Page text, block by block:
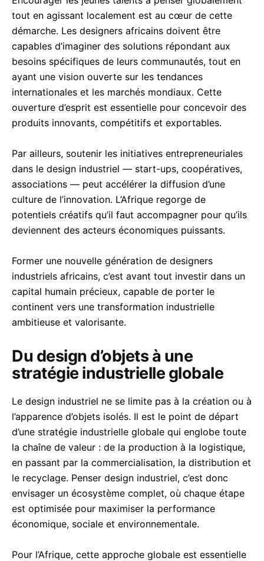
tout en agissant localement est au cœur de cette
démarche. Les designers africains doivent être
capables d’imaginer des solutions répondant aux
besoins spécifiques de leurs communautés, tout en
ayant une vision ouverte sur les tendances
internationales et les marchés mondiaux. Cette
ouverture d’esprit est essentielle pour concevoir des
produits innovants, compétitifs et exportables.
Par ailleurs, soutenir les initiatives entrepreneuriales
dans le design industriel — start-ups, coopératives,
associations — peut accélérer la diffusion d’une
culture de l’innovation. L’Afrique regorge de
potentiels créatifs qu’il faut accompagner pour qu’ils
deviennent des acteurs économiques puissants.
Former une nouvelle génération de designers
industriels africains, c’est avant tout investir dans un
capital humain précieux, capable de porter le
continent vers une transformation industrielle
ambitieuse et valorisante.
Du design d’objets à une
stratégie industrielle globale
Le design industriel ne se limite pas à la création ou à
l’apparence d’objets isolés. Il est le point de départ
d’une stratégie industrielle globale qui englobe toute
la chaîne de valeur : de la production à la logistique,
en passant par la commercialisation, la distribution et
le recyclage. Penser design industriel, c’est donc
envisager un écosystème complet, où chaque étape
est optimisée pour maximiser la performance
économique, sociale et environnementale.
Pour l’Afrique, cette approche globale est essentielle